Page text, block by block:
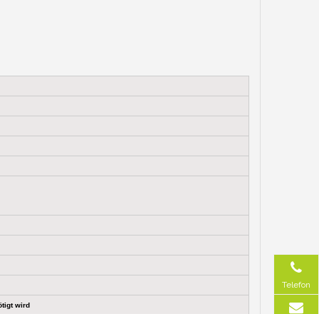
wird
Telefon